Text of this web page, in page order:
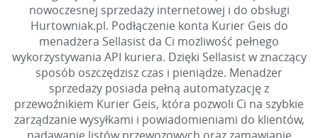
nowoczesnej sprzedaży internetowej i do obsługi
Hurtowniak.pl. Podłączenie konta Kurier Geis do
menadżera Sellasist da Ci możliwość pełnego
wykorzystywania API kuriera. Dzięki Sellasist w znaczący
sposób oszczędzisz czas i pieniądze. Menadżer
sprzedaży posiada pełną automatyzację z
przewoźnikiem Kurier Geis, która pozwoli Ci na szybkie
zarządzanie wysyłkami i powiadomieniami do klientów,